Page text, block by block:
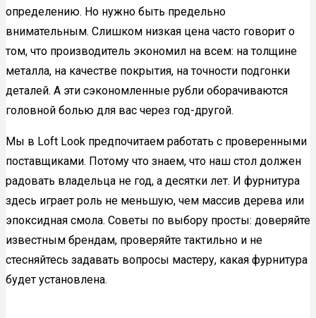
определению. Но нужно быть предельно
внимательным. Слишком низкая цена часто говорит о
том, что производитель экономил на всем: на толщине
металла, на качестве покрытия, на точности подгонки
деталей. А эти сэкономленные рубли оборачиваются
головной болью для вас через год-другой.
Мы в Loft Look предпочитаем работать с проверенными
поставщиками. Потому что знаем, что наш стол должен
радовать владельца не год, а десятки лет. И фурнитура
здесь играет роль не меньшую, чем массив дерева или
эпоксидная смола. Советы по выбору просты: доверяйте
известным брендам, проверяйте тактильно и не
стесняйтесь задавать вопросы мастеру, какая фурнитура
будет установлена.